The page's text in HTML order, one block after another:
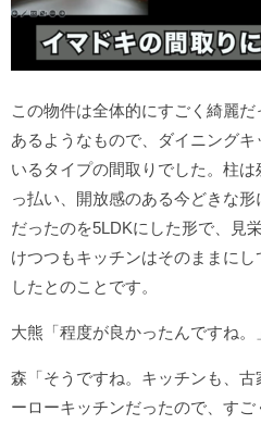
この物件は全体的にすごく綺麗
あるようなもので、ダイニング
いるタイプの間取りでした。柱
っ払い、開放感のある今どきな
だったのを5LDKにした形で、見
けつつもキッチンはそのままに
したとのことです。
大熊「程度が良かったんですね。
森「そうですね。キッチンも、
ーローキッチンだったので、すご